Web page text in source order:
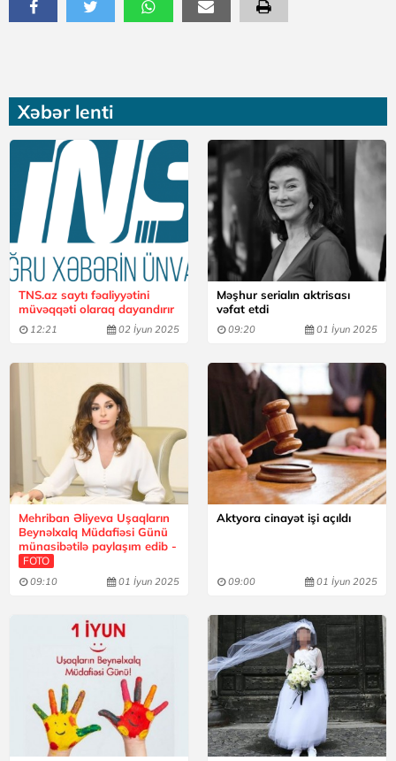
Xəbər lenti
TNS.az saytı fəaliyyətini
müvəqqəti olaraq dayandırır
12:21 02 İyun 2025
Məşhur serialın aktrisası
vəfat etdi
09:20 01 İyun 2025
Mehriban Əliyeva Uşaqların
Beynəlxalq Müdafiəsi Günü
münasibətilə paylaşım edib -
FOTO
09:10 01 İyun 2025
Aktyora cinayət işi açıldı
09:00 01 İyun 2025